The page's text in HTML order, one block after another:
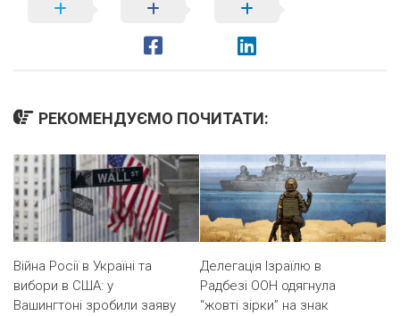
РЕКОМЕНДУЄМО ПОЧИТАТИ:
Війна Росії в Україні та
вибори в США: у
Вашингтоні зробили заяву
Делегація Ізраїлю в
Радбезі ООН одягнула
“жовті зірки” на знак